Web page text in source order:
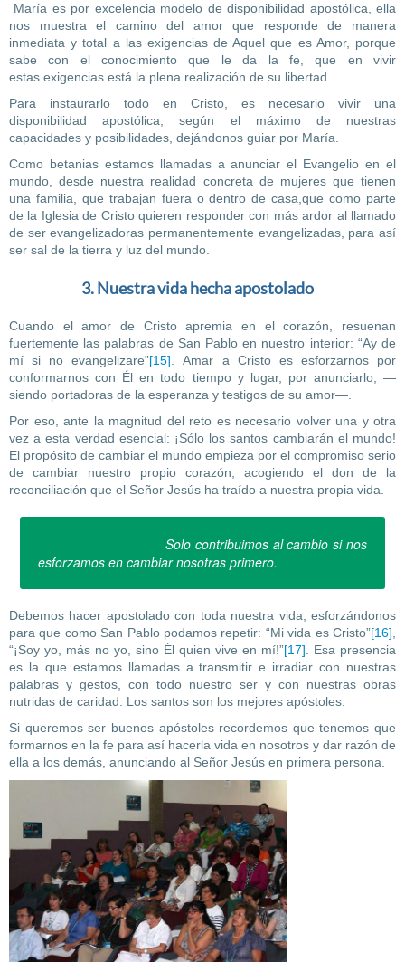
María es por excelencia modelo de disponibilidad apostólica, ella
nos muestra el camino del amor que responde de manera
inmediata y total a las exigencias de Aquel que es Amor, porque
sabe con el conocimiento que le da la fe, que en vivir
estas exigencias está la plena realización de su libertad.
Para instaurarlo todo en Cristo, es necesario vivir una
disponibilidad apostólica, según el máximo de nuestras
capacidades y posibilidades, dejándonos guiar por María.
Como betanias estamos llamadas a anunciar el Evangelio en el
mundo, desde nuestra realidad concreta de mujeres que tienen
una familia, que trabajan fuera o dentro de casa,que como parte
de la Iglesia de Cristo quieren responder con más ardor al llamado
de ser evangelizadoras permanentemente evangelizadas, para así
ser sal de la tierra y luz del mundo.
3. Nuestra vida hecha apostolado
Cuando el amor de Cristo apremia en el corazón, resuenan
fuertemente las palabras de San Pablo en nuestro interior: “Ay de
mí si no evangelizare”[15]. Amar a Cristo es esforzarnos por
conformarnos con Él en todo tiempo y lugar, por anunciarlo, —
siendo portadoras de la esperanza y testigos de su amor—.
Por eso, ante la magnitud del reto es necesario volver una y otra
vez a esta verdad esencial: ¡Sólo los santos cambiarán el mundo!
El propósito de cambiar el mundo empieza por el compromiso serio
de cambiar nuestro propio corazón, acogiendo el don de la
reconciliación que el Señor Jesús ha traído a nuestra propia vida.
Solo contribuimos al cambio si nos
esforzamos en cambiar nosotras primero.
Debemos hacer apostolado con toda nuestra vida, esforzándonos
para que como San Pablo podamos repetir: “Mi vida es Cristo”[16],
“¡Soy yo, más no yo, sino Él quien vive en mí!”[17]. Esa presencia
es la que estamos llamadas a transmitir e irradiar con nuestras
palabras y gestos, con todo nuestro ser y con nuestras obras
nutridas de caridad. Los santos son los mejores apóstoles.
Si queremos ser buenos apóstoles recordemos que tenemos que
formarnos en la fe para así hacerla vida en nosotros y dar razón de
ella a los demás, anunciando al Señor Jesús en primera persona.